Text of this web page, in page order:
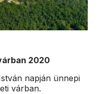
2020
napján ünnepi
várban.